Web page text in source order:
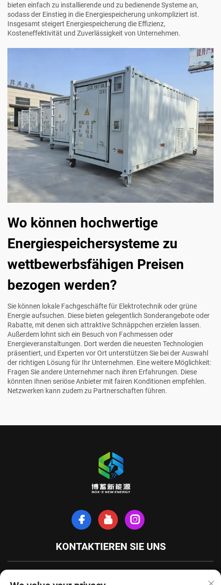
bieten einfach zu installierende und zu bedienende Systeme an,
sodass der Einstieg in die Energiespeicherung unkompliziert ist.
Insgesamt steigert Energiespeicherung die Effizienz,
Kosteneffektivität und Zuverlässigkeit von Unternehmen.
Wo können hochwertige
Energiespeichersysteme zu
wettbewerbsfähigen Preisen
bezogen werden?
Sie können lokale Fachgeschäfte für Elektrotechnik oder grüne
Energie aufsuchen. Diese bieten gelegentlich Sonderangebote oder
Rabatte, mit denen sich attraktive Schnäppchen erzielen lassen.
Außerdem lohnt sich ein Besuch von Fachmessen oder
Energieveranstaltungen. Dort werden die neuesten Technologien
präsentiert, und Experten vor Ort unterstützen Sie bei der Auswahl
der richtigen Lösung für Ihr Unternehmen. Eine weitere Möglichkeit:
Fragen Sie andere Unternehmer nach ihren Erfahrungen. Diese
könnten Ihnen seriöse Anbieter mit fairen Konditionen empfehlen.
Netzwerken kann zudem zu Partnerschaften führen.
KONTAKTIEREN SIE UNS